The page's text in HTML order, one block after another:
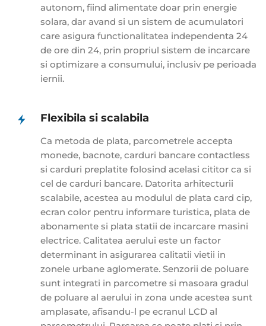
autonom, fiind alimentate doar prin energie
solara, dar avand si un sistem de acumulatori
care asigura functionalitatea independenta 24
de ore din 24, prin propriul sistem de incarcare
si optimizare a consumului, inclusiv pe perioada
iernii.
Flexibila si scalabila
Ca metoda de plata, parcometrele accepta
monede, bacnote, carduri bancare contactless
si carduri preplatite folosind acelasi cititor ca si
cel de carduri bancare. Datorita arhitecturii
scalabile, acestea au modulul de plata card cip,
ecran color pentru informare turistica, plata de
abonamente si plata statii de incarcare masini
electrice. Calitatea aerului este un factor
determinant in asigurarea calitatii vietii in
zonele urbane aglomerate. Senzorii de poluare
sunt integrati in parcometre si masoara gradul
de poluare al aerului in zona unde acestea sunt
amplasate, afisandu-l pe ecranul LCD al